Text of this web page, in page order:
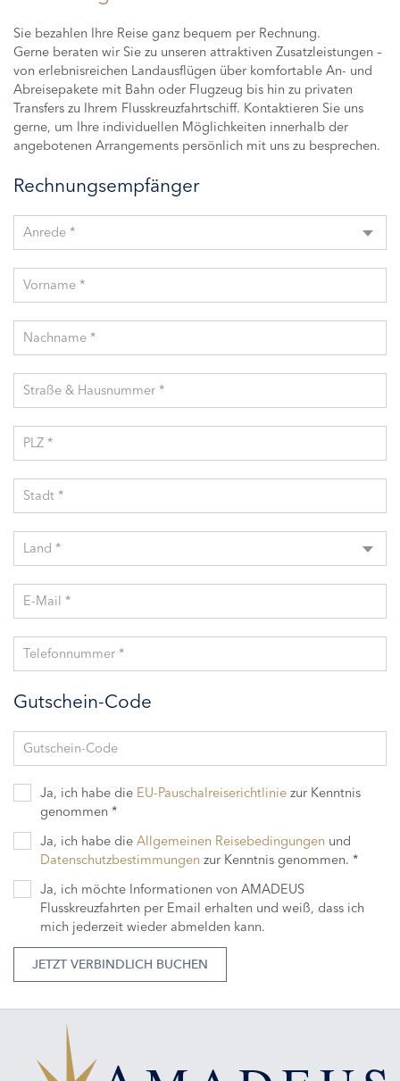
Sie bezahlen Ihre Reise ganz bequem per Rechnung.
Gerne beraten wir Sie zu unseren attraktiven Zusatzleistungen –
von erlebnisreichen Landausflügen über komfortable An- und
Abreisepakete mit Bahn oder Flugzeug bis hin zu privaten
Transfers zu Ihrem Flusskreuzfahrtschiff. Kontaktieren Sie uns
gerne, um Ihre individuellen Möglichkeiten innerhalb der
angebotenen Arrangements persönlich mit uns zu besprechen.
Rechnungsempfänger
Anrede *
Vorname *
Nachname *
Straße & Hausnummer *
PLZ *
Stadt *
Land *
E-Mail *
Telefonnummer *
Gutschein-Code
Gutschein-Code
Ja, ich habe die EU-Pauschalreiserichtlinie zur Kenntnis
genommen *
Ja, ich habe die Allgemeinen Reisebedingungen und
Datenschutzbestimmungen zur Kenntnis genommen. *
Ja, ich möchte Informationen von AMADEUS
Flusskreuzfahrten per Email erhalten und weiß, dass ich
mich jederzeit wieder abmelden kann.
JETZT VERBINDLICH BUCHEN